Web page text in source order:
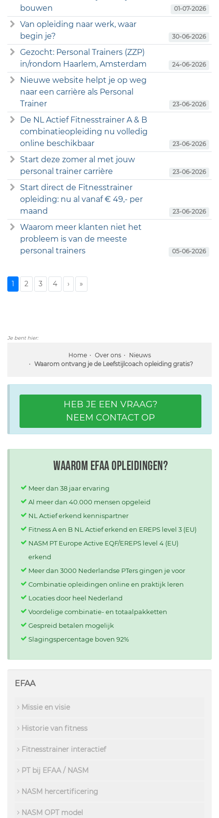
bouwen
01-07-2026
Van opleiding naar werk, waar
begin je?
30-06-2026
Gezocht: Personal Trainers (ZZP)
in/rondom Haarlem, Amsterdam
24-06-2026
Nieuwe website helpt je op weg
naar een carrière als Personal
Trainer
23-06-2026
De NL Actief Fitnesstrainer A & B
combinatieopleiding nu volledig
online beschikbaar
23-06-2026
Start deze zomer al met jouw
personal trainer carrière
23-06-2026
Start direct de Fitnesstrainer
opleiding: nu al vanaf € 49,- per
maand
23-06-2026
Waarom meer klanten niet het
probleem is van de meeste
personal trainers
05-06-2026
1 2 3 4 › »
Je bent hier:
Home Over ons
Nieuws
Waarom ontvang je de Leefstijlcoach opleiding gratis?
HEB JE EEN VRAAG?
NEEM CONTACT OP
Waarom EFAA opleidingen?
Meer dan 38 jaar ervaring
Al meer dan 40.000 mensen opgeleid
NL Actief erkend kennispartner
Fitness A en B NL Actief erkend en EREPS level 3 (EU)
NASM PT Europe Active EQF/EREPS level 4 (EU)
erkend
Meer dan 3000 Nederlandse PTers gingen je voor
Combinatie opleidingen online en praktijk leren
Locaties door heel Nederland
Voordelige combinatie- en totaalpakketten
Gespreid betalen mogelijk
Slagingspercentage boven 92%
EFAA
Missie en visie
Historie van fitness
Fitnesstrainer interactief
PT bij EFAA / NASM
NASM hercertificering
NASM OPT model